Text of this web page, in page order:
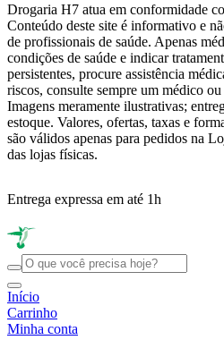
Drogaria H7 atua em conformidade
Conteúdo deste site é informativo e
de profissionais de saúde. Apenas
condições de saúde e indicar
persistentes, procure assistência
riscos, consulte sempre um médico
Imagens meramente ilustrativas;
estoque. Valores, ofertas, taxas e
são válidos apenas para pedidos na
das lojas físicas.
Entrega expressa em até 1h
Início
Carrinho
Minha conta